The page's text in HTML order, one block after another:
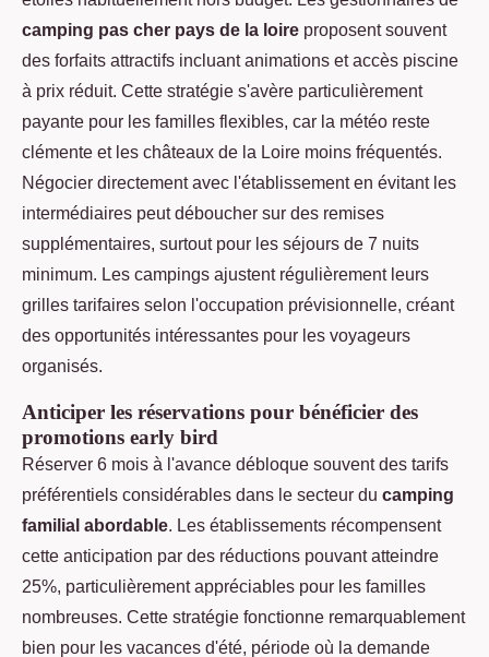
camping pas cher pays de la loire proposent souvent
des forfaits attractifs incluant animations et accès piscine
à prix réduit. Cette stratégie s'avère particulièrement
payante pour les familles flexibles, car la météo reste
clémente et les châteaux de la Loire moins fréquentés.
Négocier directement avec l'établissement en évitant les
intermédiaires peut déboucher sur des remises
supplémentaires, surtout pour les séjours de 7 nuits
minimum. Les campings ajustent régulièrement leurs
grilles tarifaires selon l'occupation prévisionnelle, créant
des opportunités intéressantes pour les voyageurs
organisés.
Anticiper les réservations pour bénéficier des
promotions early bird
Réserver 6 mois à l'avance débloque souvent des tarifs
préférentiels considérables dans le secteur du camping
familial abordable. Les établissements récompensent
cette anticipation par des réductions pouvant atteindre
25%, particulièrement appréciables pour les familles
nombreuses. Cette stratégie fonctionne remarquablement
bien pour les vacances d'été, période où la demande